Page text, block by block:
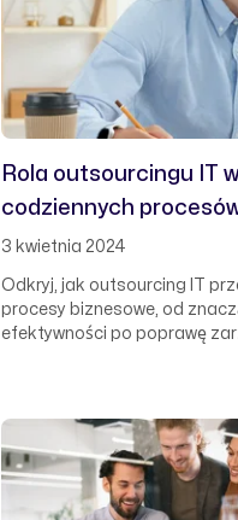
Rola outsourcingu IT
codziennych
3 kwietnia 2024
Odkryj, jak outsourcing IT
procesy biznesowe, od
efektywności po poprawę